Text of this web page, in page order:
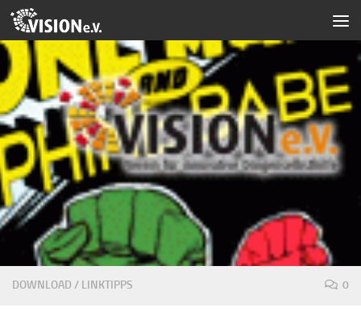
Zum Inhalt springen
DOWNLOAD / LINKTIPPS 0